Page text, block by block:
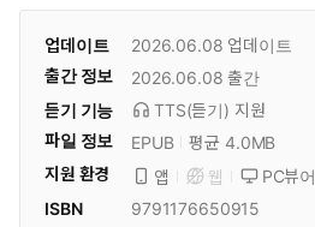
업데이트 2026.06.08 업데이트
출간 정보
2026.06.08 출간
듣기 기능
TTS(듣기) 지원
파일 정보
EPUB
평균 4.0MB
지원 환경
앱 웹 PC뷰어
ISBN
9791176650915